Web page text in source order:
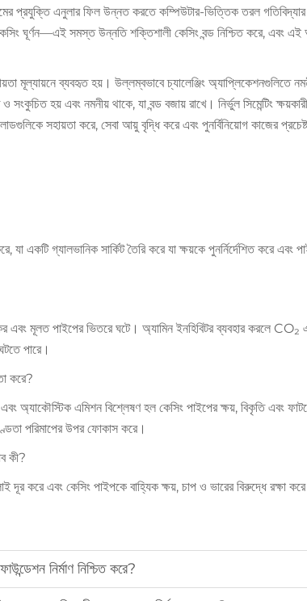
প্রযুক্তি এনুলার ফিল উন্নত করতে কম্পিউটার-ভিত্তিক তরল গতিবিদ্যার
কেসিং ঘূর্ণন—এই সমস্ত উন্নতি শক্তিশালী কেসিং বন্ড নিশ্চিত করে, এবং
মূল্যায়নে ব্যবহৃত হয়। উল্লম্বভাবে চ্যালেঞ্জিং অ্যাপ্লিকেশনগুলিতে
হয় এবং নমনীয় থাকে, যা বন্ড বজায় রাখে। নির্ভুল সিমেন্টিং
সহায়তা করে, সেবা আয়ু বৃদ্ধি করে এবং পুনর্বিনিয়োগ কাজের
একটি গ্যালভানিক সার্কিট তৈরি করে যা ক্ষয়কে পুনর্নির্দেশিত করে এবং
এবং মূলত পাইপের ভিতরে ঘটে। অ্যামিন ইনহিবিটর ব্যবহার করলে
পারে।
করে?
এবং অ্যাকৌস্টিক এমিশন বিশ্লেষণ হল কেসিং পাইপের ক্ষয়, বিকৃতি এবং
পরিমাপের উপর ফোকাস করে।
কী?
দূর করে এবং কেসিং পাইপকে বাহ্যিক ক্ষয়, চাপ ও ভারের বিরুদ্ধে রক্ষা
নির্মাণ নিশ্চিত করে?